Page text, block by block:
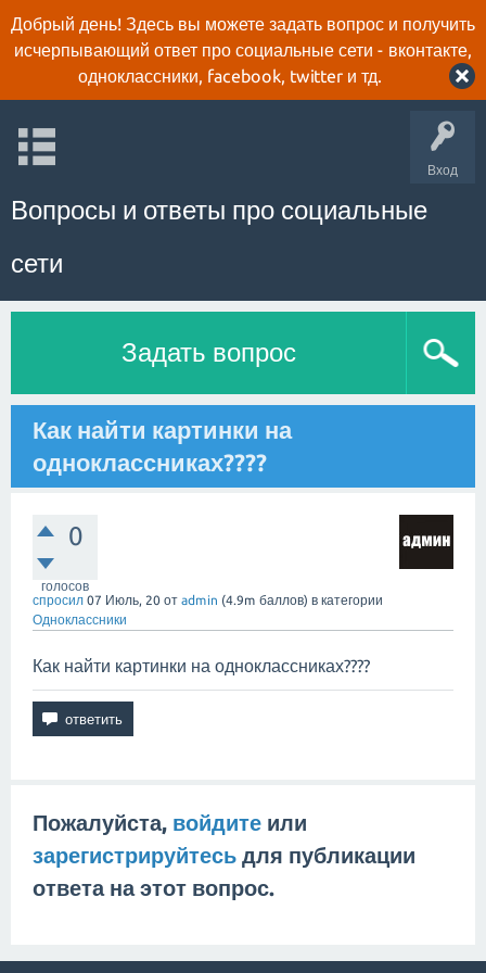
Добрый день! Здесь вы можете задать вопрос и получить
исчерпывающий ответ про социальные сети - вконтакте,
одноклассники, facebook, twitter и тд.
Вход
Вопросы и ответы про социальные
сети
Задать вопрос
Как найти картинки на
одноклассниках????
0
голосов
спросил 07 Июль, 20 от admin (4.9m баллов) в категории
Одноклассники
Как найти картинки на одноклассниках????
Пожалуйста, войдите или
зарегистрируйтесь для публикации
ответа на этот вопрос.